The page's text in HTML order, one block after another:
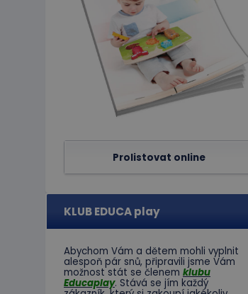
Prolistovat online
KLUB EDUCA play
Abychom Vám a dětem mohli vyplnit
alespoň pár snů, připravili jsme Vám
možnost stát se členem klubu
Educaplay. Stává se jím každý